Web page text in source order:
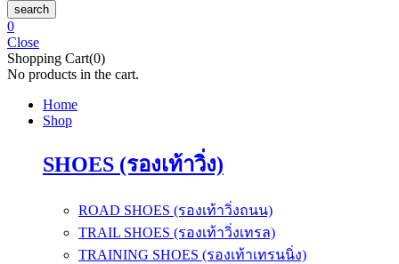
search
0
Close
Shopping Cart(0)
No products in the cart.
Home
Shop
SHOES (รองเท้าวิ่ง)
ROAD SHOES (รองเท้าวิ่งถนน)
TRAIL SHOES (รองเท้าวิ่งเทรล)
TRAINING SHOES (รองเท้าเทรนนิ่ง)